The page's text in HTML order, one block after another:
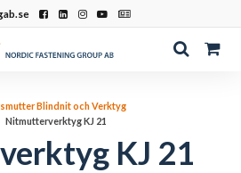
Blindnit och Verktyg
Nitmutterverktyg KJ 21
KJ 21